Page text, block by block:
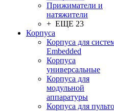
Прижиматели и
натяжители
+ ЕЩЕ 23
Корпуса
Корпуса для
Embedded
Корпуса
универсальные
Корпуса для
модульной
аппаратуры
Корпуса для